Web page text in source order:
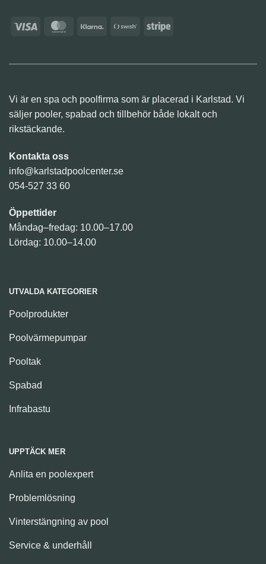
Visa MasterCardKlarna Swish
Stripe
Vi är en spa och poolfirma som är placerad i Karlstad. Vi
säljer pooler, spabad och tillbehör både lokalt och
rikstäckande.
Kontakta oss
info@karlstadpoolcenter.se
054-527 33 60
Öppettider
Måndag–fredag: 10.00–17.00
Lördag: 10.00–14.00
UTVALDA KATEGORIER
Poolprodukter
Poolvärmepumpar
Pooltak
Spabad
Infrabastu
UPPTÄCK MER
Anlita en poolexpert
Problemlösning
Vinterstängning av pool
Service & underhåll